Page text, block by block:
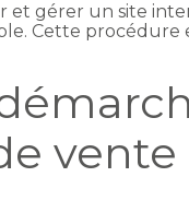
et gérer un site
Cette